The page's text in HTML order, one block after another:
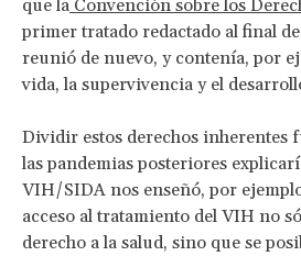
que la Convención sobre los
primer tratado redactado al final
reunió de nuevo, y contenía, por
vida, la supervivencia y el
Dividir estos derechos inherentes
las pandemias posteriores
VIH/SIDA nos enseñó, por
acceso al tratamiento del VIH no
derecho a la salud, sino que se